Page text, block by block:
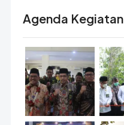
Agenda Kegiatan